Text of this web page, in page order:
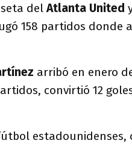
delAtlanta United
158 partidos donde
arribó en enero
convirtió 12
estadounidenses,